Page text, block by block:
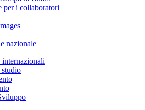
per i collaboratori
nazionale
internazionali